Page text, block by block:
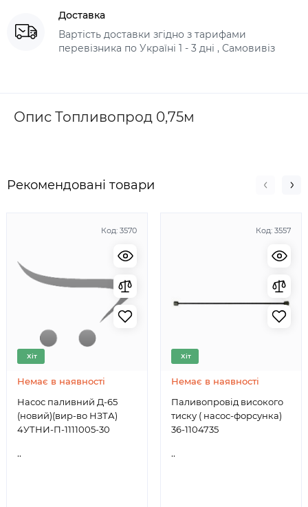
Доставка
Вартість доставки згідно з тарифами
перевізника по Україні 1 - 3 дні , Самовивіз
Опис Топливопрод 0,75м
Рекомендовані товари
Код: 3570
Хіт
Немає в наявності
Насос паливний Д-65
(новий)(вир-во НЗТА)
4УТНИ-П-1111005-30
..
Код: 3557
Хіт
Немає в наявності
Паливопровід високого
тиску ( насос-форсунка)
36-1104735
..